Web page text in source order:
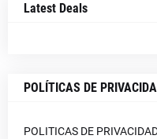
Latest Deals
POLÍTICAS DE
POLITICAS DE